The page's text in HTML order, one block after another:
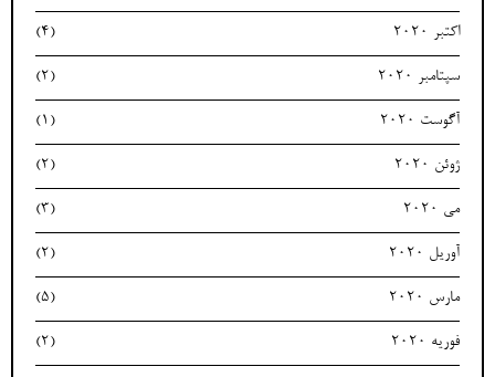
اکتبر 2020 (4)
سپتامبر 2020 (2)
آگوست 2020 (1)
ژوئن 2020 (2)
می 2020 (3)
آوریل 2020 (2)
مارس 2020 (5)
فوریه 2020 (2)